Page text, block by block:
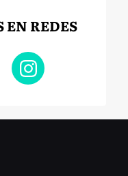
EN REDES